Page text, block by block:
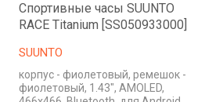
Спортивные часы SUUNTO
RACE Titanium [SS050933000]
SUUNTO
корпус - фиолетовый, ремешок -
фиолетовый, 1.43", AMOLED,